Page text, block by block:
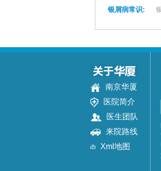
银屑病常识:
南京华厦
医院简介
医生团队
来院路线
Xml地图